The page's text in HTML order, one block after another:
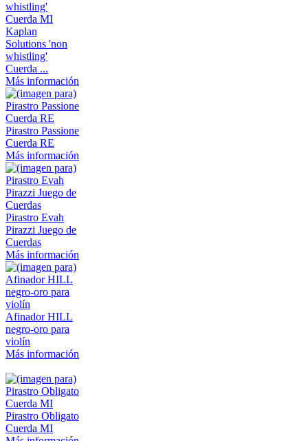
Kaplan
Solutions 'non
whistling'
Cuerda ...
Más información
Pirastro Passione
Cuerda RE
Más información
Pirastro Evah
Pirazzi Juego de
Cuerdas
Más información
Afinador HILL
negro-oro para
violín
Más información
Pirastro Obligato
Cuerda MI